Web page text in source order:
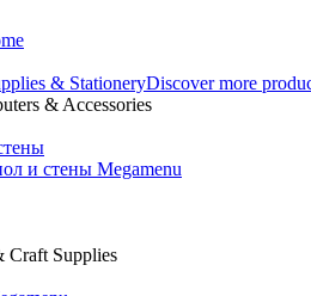
& StationeryDiscover more
& Accessories
и стены Megamenu
Craft Supplies